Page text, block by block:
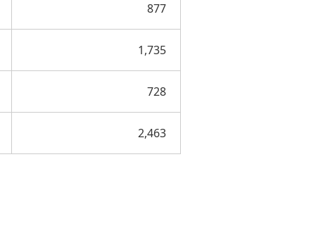
877
1,735
728
2,463